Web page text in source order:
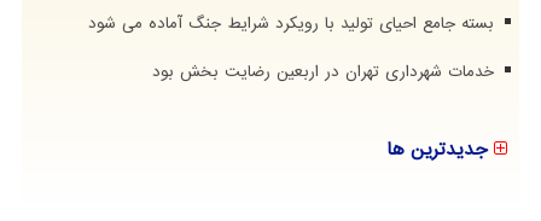
بسته جامع احیای تولید با رویکرد شرایط جنگ آماده می شود
خدمات شهرداری تهران در اربعین رضایت بخش بود
جدیدترین ها